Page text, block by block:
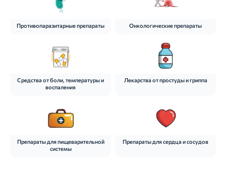
Противопаразитарные препараты Онкологические препараты
Средства от боли, температуры и
воспаления
Лекарства от простуды и гриппа
Препараты для пищеварительной
системы
Препараты для сердца и сосудов